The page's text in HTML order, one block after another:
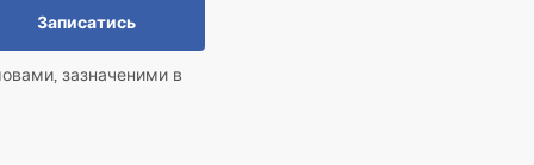
Записатись
зазначеними в